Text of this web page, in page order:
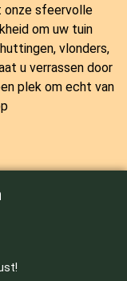
onze sfeervolle
om uw tuin
vlonders,
u verrassen door
plek om echt van